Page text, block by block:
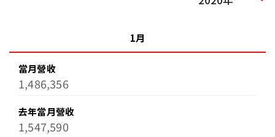
1月
當月營收
1,486,356
去年當月營收
1,547,590